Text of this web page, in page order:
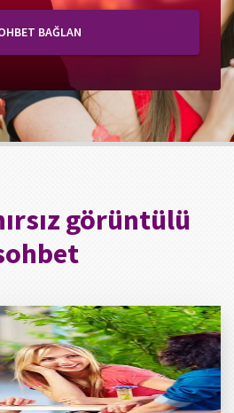
BAĞLAN
görüntülü